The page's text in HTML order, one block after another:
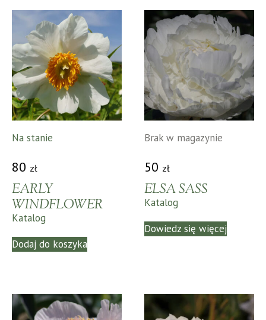
Na stanie
80 zł
EARLY
WINDFLOWER
Katalog
Dodaj do koszyka
Brak w magazynie
50 zł
ELSA SASS
Katalog
Dowiedz się więcej